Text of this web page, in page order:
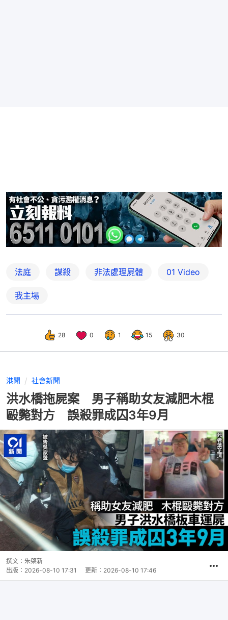
法庭 謀殺 非法處理屍體 01 Video
我主場
28 0 1 15 30
港聞 社會新聞
洪水橋拖屍案 男子稱助女友減肥木棍
毆斃對方 誤殺罪成囚3年9月
撰文： 朱棨新
出版： 2026-08-10 17:31 更新： 2026-08-10 17:46